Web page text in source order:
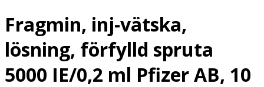
Fragmin, inj-vätska,
lösning, förfylld spruta
5000 IE/0,2 ml Pfizer AB, 10